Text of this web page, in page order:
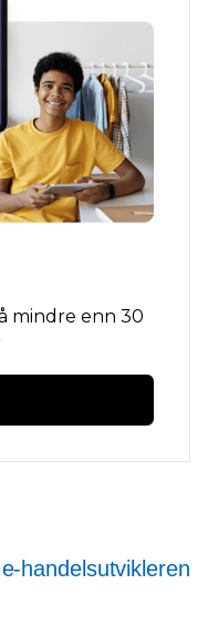
mindre enn 30
handelsutvikleren